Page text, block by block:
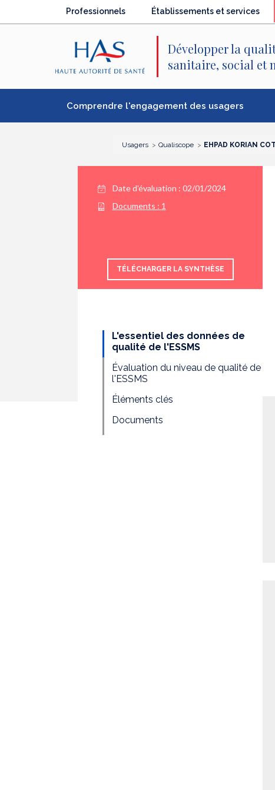
Professionnels Établissements et services
Développer la
sanitaire, social et
Comprendre l'engagement des usagers
Usagers Qualiscope EHPAD KORIAN
Date d'évaluation : 02/01/2024
Documents : 1
TÉLÉCHARGER LA SYNTHÈSE
L'essentiel des données de
qualité de l'ESSMS
Évaluation du niveau de qualité de
l'ESSMS
Éléments clés
Documents